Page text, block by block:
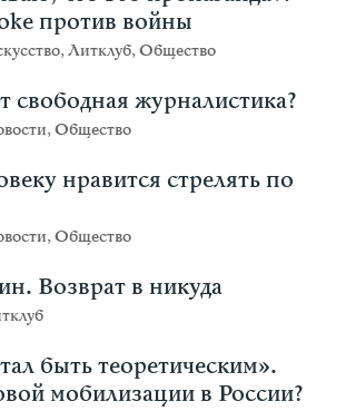
против войны
,Литклуб,Общество
свободная журналистика?
,Общество
нравится стрелять по
,Общество
Возврат в никуда
быть теоретическим».
мобилизации в России?